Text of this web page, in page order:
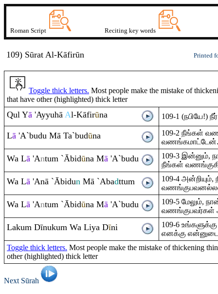
Roman Script Reciting key words
109) Sūrat Al-Kāfirūn Printed
Toggle thick letters. Most people make the mistake of
that have other (highlighted) thick letter
Qul Yā 'Ayyuhā Al-Kāfirūna 109-1 (நபியே!)
Lā 'A`budu Mā Ta`budūna
109-2 நீங்கள்
வணங்கமாட்டேன்.
Wa Lā 'Antum `Ābidūna Mā 'A`budu
109-3 இன்னும்,
நீங்கள்
Wa Lā 'Anā `Ābidun Mā `Abadttum
109-4
Wa Lā 'Antum `Ābidūna Mā 'A`budu
109-5 மேலும்,
வணங்குபவர்கள்
Lakum Dīnukum Wa Liya Dīni
109-6
எனக்கு
Toggle thick letters. Most people make the mistake of thickening
other (highlighted) thick letter
Next Sūrah